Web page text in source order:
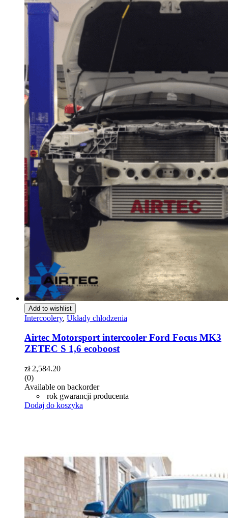
Add to wishlist
Intercoolery, Układy chłodzenia
Airtec Motorsport intercooler Ford Focus MK3
ZETEC S 1,6 ecoboost
zł2,584.20
(0)
Available on backorder
rok gwarancji producenta
Dodaj do koszyka